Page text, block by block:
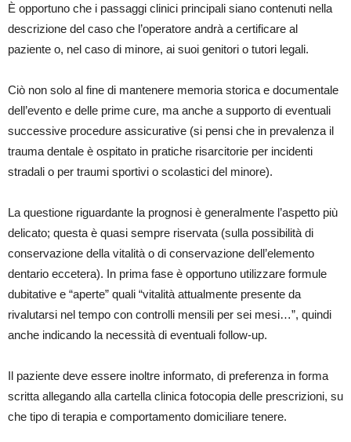
È opportuno che i passaggi clinici principali siano contenuti nella
descrizione del caso che l’operatore andrà a certificare al
paziente o, nel caso di minore, ai suoi genitori o tutori legali.
Ciò non solo al fine di mantenere memoria storica e documentale
dell’evento e delle prime cure, ma anche a supporto di eventuali
successive procedure assicurative (si pensi che in prevalenza il
trauma dentale è ospitato in pratiche risarcitorie per incidenti
stradali o per traumi sportivi o scolastici del minore).
La questione riguardante la prognosi è generalmente l’aspetto più
delicato; questa è quasi sempre riservata (sulla possibilità di
conservazione della vitalità o di conservazione dell’elemento
dentario eccetera). In prima fase è opportuno utilizzare formule
dubitative e “aperte” quali “vitalità attualmente presente da
rivalutarsi nel tempo con controlli mensili per sei mesi…”, quindi
anche indicando la necessità di eventuali follow-up.
Il paziente deve essere inoltre informato, di preferenza in forma
scritta allegando alla cartella clinica fotocopia delle prescrizioni, su
che tipo di terapia e comportamento domiciliare tenere.